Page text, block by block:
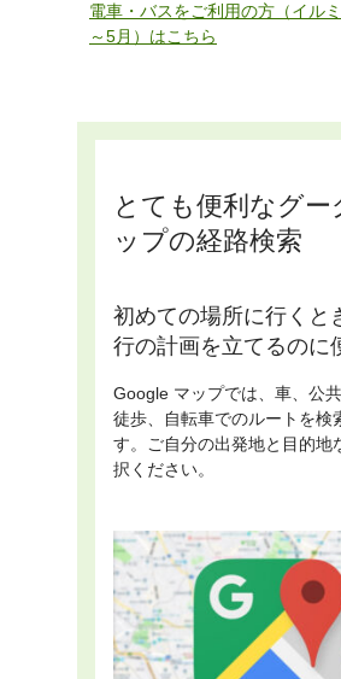
電車・バスをご利用の方（イル
～5月）はこちら
とても便利なグー
ップの経路検索
初めての場所に行くと
行の計画を立てるのに
Google マップでは、車、公共
徒歩、自転車でのルートを検
す。ご自分の出発地と目的地
択ください。